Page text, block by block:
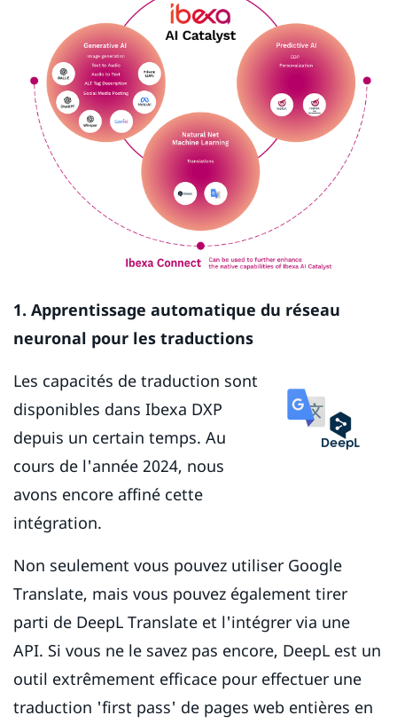
1. Apprentissage automatique du réseau
neuronal pour les traductions
Les capacités de traduction sont
disponibles dans Ibexa DXP
depuis un certain temps. Au
cours de l'année 2024, nous
avons encore affiné cette
intégration.
Non seulement vous pouvez utiliser Google
Translate, mais vous pouvez également tirer
parti de DeepL Translate et l'intégrer via une
API. Si vous ne le savez pas encore, DeepL est un
outil extrêmement efficace pour effectuer une
traduction 'first pass' de pages web entières en